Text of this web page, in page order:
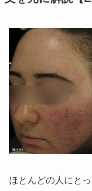
ほとんどの人にと